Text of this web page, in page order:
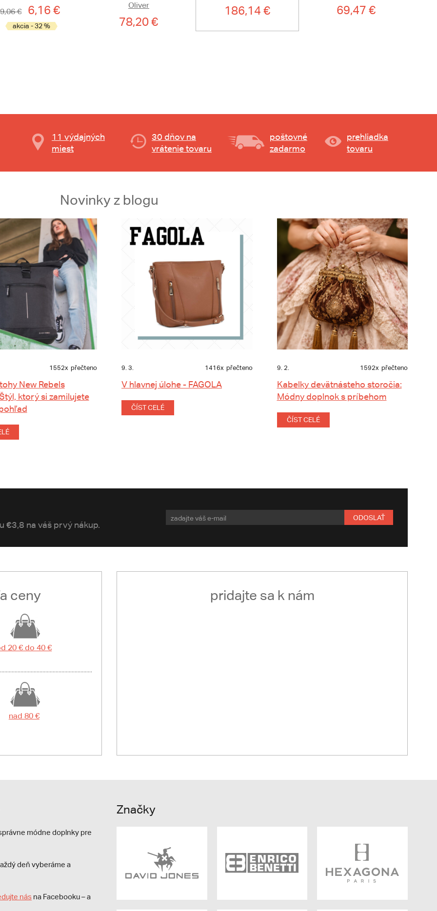
9,06 €
6,16 €
akcia - 32 %
Oliver
78,20 €
186,14 € 69,47 €
11 výdajných
miest
30 dňov na
vrátenie tovaru
poštovné
zadarmo
prehliadka
tovaru
Novinky z blogu
1552x přečteno
New Rebels
ktorý si zamilujete
9. 3. 1416x přečteno
V hlavnej úlohe - FAGOLA
ČÍST CELÉ
9. 2. 1592x přečteno
Kabelky devätnásteho storočia:
Módny doplnok s príbehom
ČÍST CELÉ
€3,8 na váš prvý nákup.
ODOSLAŤ
ceny
20 € do 40 €
nad 80 €
pridajte sa k nám
módne doplnky pre
deň vyberáme a
nás na Facebooku – a
Značky